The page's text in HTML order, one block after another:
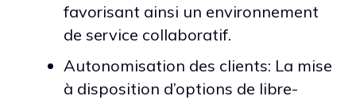
favorisant ainsi un environnement
de service collaboratif.
Autonomisation des clients: La mise
à disposition d’options de libre-